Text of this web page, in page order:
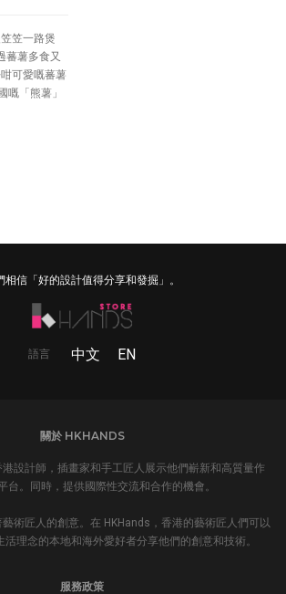
笠一路煲
蕃薯多食又
可愛嘅蕃薯
嘅「熊薯」
相信「好的設計值得分享和發掘」。
語言 中文 EN
關於 HKHANDS
設計師，插畫家和手工匠人展示他們嶄新和高質量作
台。同時，提供國際性交流和合作的機會。
術匠人的創意。在 HKHands，香港的藝術匠人們可以
理念的本地和海外愛好者分享他們的創意和技術。
服務政策